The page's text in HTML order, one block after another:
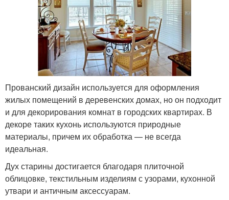
Прованский дизайн используется для оформления
жилых помещений в деревенских домах, но он подходит
и для декорирования комнат в городских квартирах. В
декоре таких кухонь используются природные
материалы, причем их обработка — не всегда
идеальная.
Дух старины достигается благодаря плиточной
облицовке, текстильным изделиям с узорами, кухонной
утвари и античным аксессуарам.